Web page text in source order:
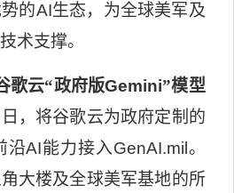
的AI生态，为全球美军及
术支撑。
歌云“政府版Gemini”模型
日，将谷歌云为政府定制的
沿AI能力接入GenAI.mil 。
大楼及全球美军基地的所